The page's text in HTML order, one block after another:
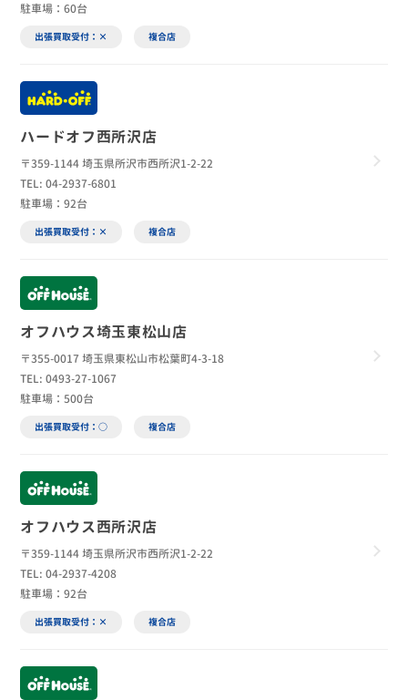
駐車場：60台
出張買取受付：× 複合店
ハードオフ西所沢店
〒359-1144 埼玉県所沢市西所沢1-2-22
TEL: 04-2937-6801
駐車場：92台
出張買取受付：× 複合店
オフハウス埼玉東松山店
〒355-0017 埼玉県東松山市松葉町4-3-18
TEL: 0493-27-1067
駐車場：500台
出張買取受付：○ 複合店
オフハウス西所沢店
〒359-1144 埼玉県所沢市西所沢1-2-22
TEL: 04-2937-4208
駐車場：92台
出張買取受付：× 複合店